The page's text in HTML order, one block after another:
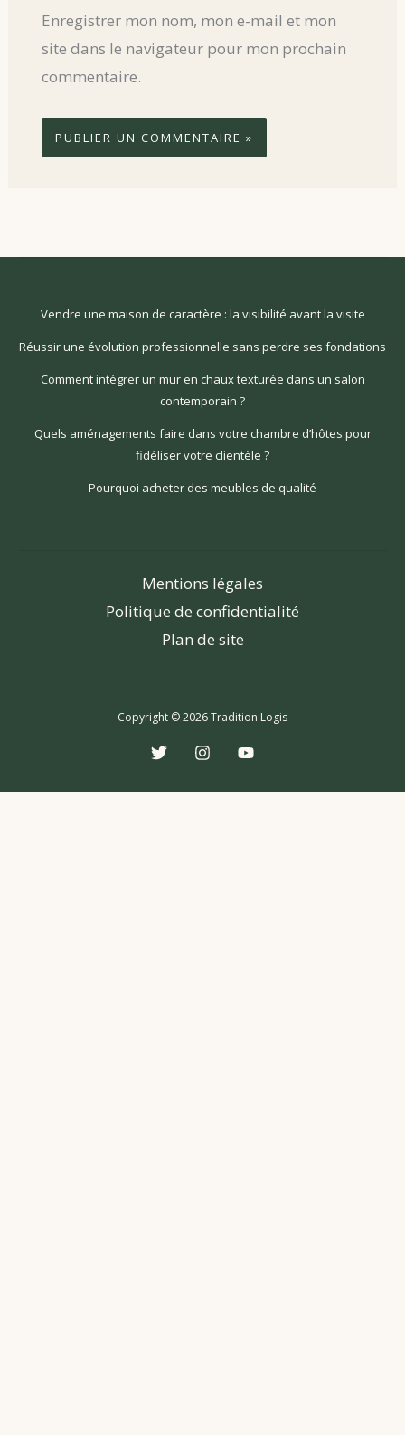
Enregistrer mon nom, mon e-mail et mon
site dans le navigateur pour mon prochain
commentaire.
Vendre une maison de caractère : la visibilité avant la visite
Réussir une évolution professionnelle sans perdre ses fondations
Comment intégrer un mur en chaux texturée dans un salon
contemporain ?
Quels aménagements faire dans votre chambre d’hôtes pour
fidéliser votre clientèle ?
Pourquoi acheter des meubles de qualité
Mentions légales
Politique de confidentialité
Plan de site
Copyright © 2026 Tradition Logis